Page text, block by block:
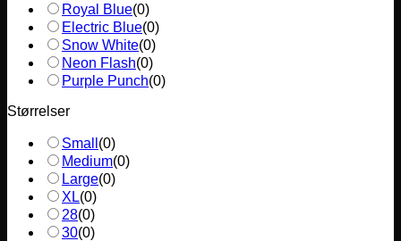
Royal Blue(0)
Electric Blue(0)
Snow White(0)
Neon Flash(0)
Purple Punch(0)
Størrelser
Small (0)
Medium(0)
Large(0)
XL(0)
28(0)
30(0)